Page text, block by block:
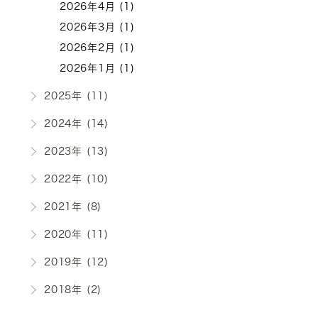
2026年4月 (1)
2026年3月 (1)
2026年2月 (1)
2026年1月 (1)
2025年 (11)
2024年 (14)
2023年 (13)
2022年 (10)
2021年 (8)
2020年 (11)
2019年 (12)
2018年 (2)